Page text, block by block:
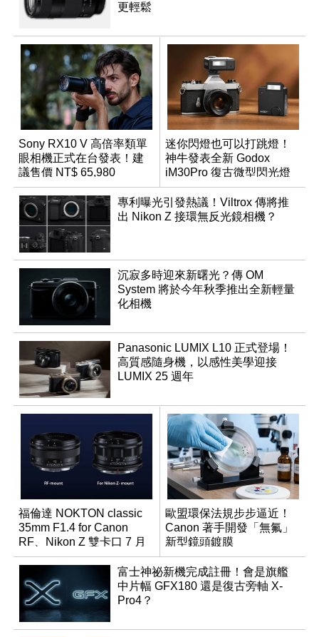
更輕鬆
Sony RX10 V 高倍率類單
眼相機正式在台發表！建
議售價 NT$ 65,980
迷你閃燈也可以打跳燈！
神牛發表全新 Godox
iM30Pro 復古微型閃光燈
專利曝光引發熱議！Viltrox 傳將推
出 Nikon Z 接環無反光鏡相機？
沉寂多時迎來新曙光？傳 OM
System 將於今年秋季推出全新輕量
化相機
Panasonic LUMIX L10 正式登場！
高質感隨身機，以感性美學迎接
LUMIX 25 週年
福倫達 NOKTON classic
35mm F1.4 for Canon
RF、Nikon Z 雙卡口 7 月
同步登台
歐盟環保法規步步逼近！
Canon 著手開發「無氟」
新型鏡頭鍍膜
富士神祕新機完成註冊！會是旗艦
中片幅 GFX180 還是復古旁軸 X-
Pro4？